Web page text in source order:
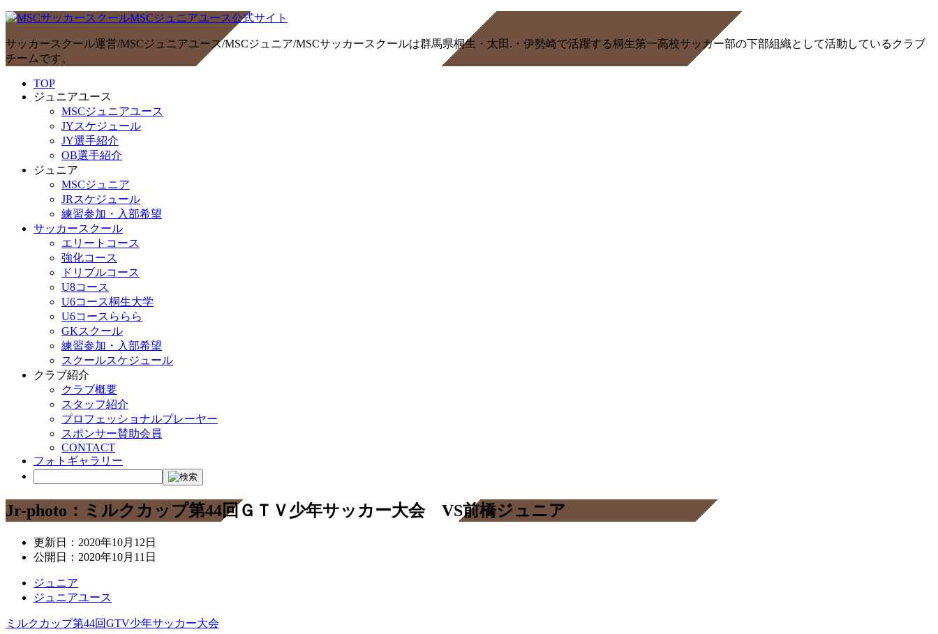
サッカースクール運営/MSCジュニアユース/MSCジュニア/MSCサッカースクールは群馬県桐生・太田.・伊勢崎で活躍する桐生第一高校サッカー部の下部組織として活動しているクラブ
チームです。
TOP
ジュニアユース
MSCジュニアユース
JYスケジュール
JY選手紹介
OB選手紹介
ジュニア
MSCジュニア
JRスケジュール
練習参加・入部希望
サッカースクール
エリートコース
強化コース
ドリブルコース
U8コース
U6コース桐生大学
U6コースららら
GKスクール
練習参加・入部希望
スクールスケジュール
クラブ紹介
クラブ概要
スタッフ紹介
プロフェッショナルプレーヤー
スポンサー賛助会員
CONTACT
フォトギャラリー
Jr-photo：ミルクカップ第44回ＧＴＶ少年サッカー大会 VS前橋ジュニア
更新日： 2020年10月12日
公開日： 2020年10月11日
ジュニア
ジュニアユース
ミルクカップ第44回GTV少年サッカー大会